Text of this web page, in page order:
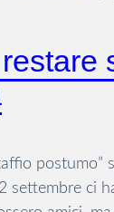
postumo”
settembre ci